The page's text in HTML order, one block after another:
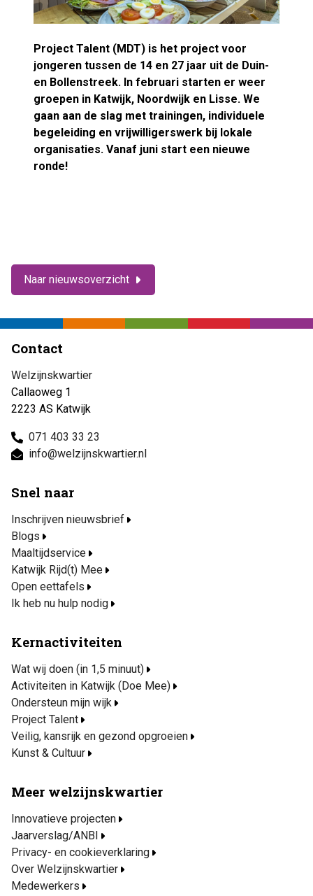
Project Talent (MDT) is het project voor
jongeren tussen de 14 en 27 jaar uit de Duin-
en Bollenstreek. In februari starten er weer
groepen in Katwijk, Noordwijk en Lisse. We
gaan aan de slag met trainingen, individuele
begeleiding en vrijwilligerswerk bij lokale
organisaties. Vanaf juni start een nieuwe
ronde!
Naar nieuwsoverzicht
Contact
Welzijnskwartier
Callaoweg 1
2223 AS Katwijk
071 403 33 23
info@welzijnskwartier.nl
Snel naar
Inschrijven nieuwsbrief
Blogs
Maaltijdservice
Katwijk Rijd(t) Mee
Open eettafels
Ik heb nu hulp nodig
Kernactiviteiten
Wat wij doen (in 1,5 minuut)
Activiteiten in Katwijk (Doe Mee)
Ondersteun mijn wijk
Project Talent
Veilig, kansrijk en gezond opgroeien
Kunst & Cultuur
Meer welzijnskwartier
Innovatieve projecten
Jaarverslag/ANBI
Privacy- en cookieverklaring
Over Welzijnskwartier
Medewerkers